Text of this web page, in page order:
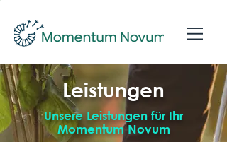
Leistungen
Unsere Leistungen für Ihr
Momentum Novum